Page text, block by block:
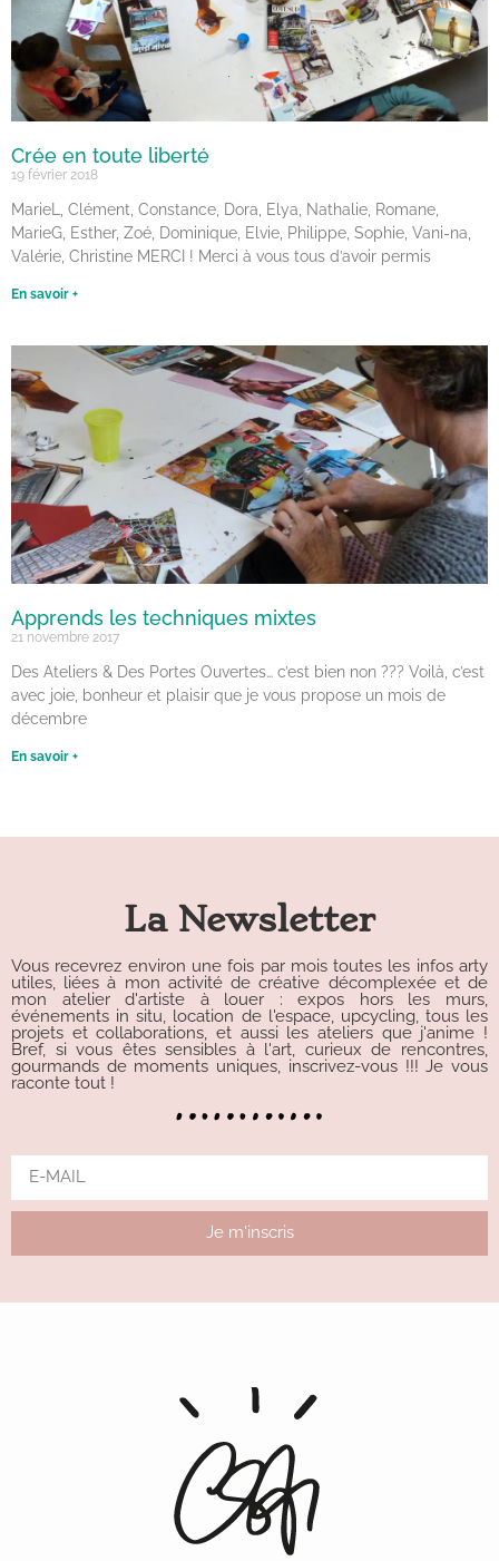
Crée en toute liberté
19 février 2018
MarieL, Clément, Constance, Dora, Elya, Nathalie, Romane,
MarieG, Esther, Zoé, Dominique, Elvie, Philippe, Sophie, Vani-na,
Valérie, Christine MERCI ! Merci à vous tous d’avoir permis
En savoir +
Apprends les techniques mixtes
21 novembre 2017
Des Ateliers & Des Portes Ouvertes… c’est bien non ??? Voilà, c’est
avec joie, bonheur et plaisir que je vous propose un mois de
décembre
En savoir +
La Newsletter
Vous recevrez environ une fois par mois toutes les infos arty
utiles, liées à mon activité de créative décomplexée et de
mon atelier d'artiste à louer : expos hors les murs,
événements in situ, location de l'espace, upcycling, tous les
projets et collaborations, et aussi les ateliers que j'anime !
Bref, si vous êtes sensibles à l'art, curieux de rencontres,
gourmands de moments uniques, inscrivez-vous !!! Je vous
raconte tout !
Je m'inscris